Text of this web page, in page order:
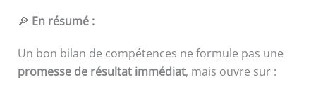
🔎 En résumé :
Un bon bilan de compétences ne formule pas une
promesse de résultat immédiat, mais ouvre sur :